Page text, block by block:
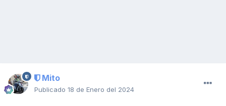
Mito
Publicado 18 de Enero del 2024